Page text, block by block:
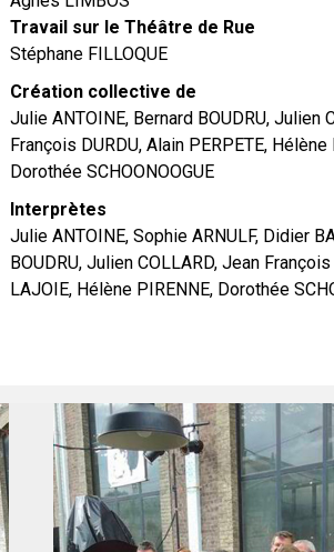
Travail sur le Théâtre de Rue
Stéphane FILLOQUE
Création collective de
Julie ANTOINE, Bernard BOUDRU, Julien
François DURDU, Alain PERPETE, Hélène
Dorothée SCHOONOOGUE
Interprètes
Julie ANTOINE, Sophie ARNULF, Didier
BOUDRU, Julien COLLARD, Jean
LAJOIE, Hélène PIRENNE, Dorothée